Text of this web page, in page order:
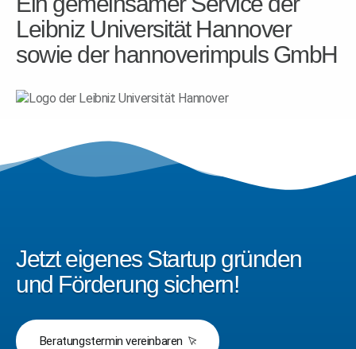
Leibniz Universität Hannover
sowie der hannoverimpuls GmbH
Jetzt eigenes Startup gründen
und Förderung sichern!
Beratungstermin vereinbaren